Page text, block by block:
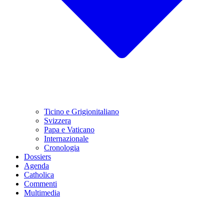
Ticino e Grigionitaliano
Svizzera
Papa e Vaticano
Internazionale
Cronologia
Dossiers
Agenda
Catholica
Commenti
Multimedia